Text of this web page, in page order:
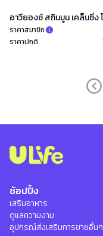
อาวียองซ์ สกินมูน เคล็นซิ่ง
ราคาสมาชิก
ราคาปกติ
ช้อปปิ้ง
เสริมอาหาร
ดูแลความงาม
อุปกรณ์ส่งเสริมการขายอื่นๆ